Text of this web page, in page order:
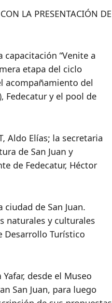
LA PRESENTACIÓN DE
“Venite a
etapa del ciclo
acompañamiento del
Fedecatur y el pool de
Aldo Elías; la secretaria
de San Juan y
de Fedecatur, Héctor
de San Juan.
naturales y culturales
Desarrollo Turístico
desde el Museo
San Juan, para luego